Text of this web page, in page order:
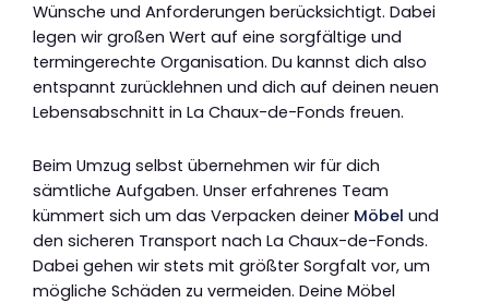
Wünsche und Anforderungen berücksichtigt. Dabei
legen wir großen Wert auf eine sorgfältige und
termingerechte Organisation. Du kannst dich also
entspannt zurücklehnen und dich auf deinen neuen
Lebensabschnitt in La Chaux-de-Fonds freuen.
Beim Umzug selbst übernehmen wir für dich
sämtliche Aufgaben. Unser erfahrenes Team
kümmert sich um das Verpacken deiner Möbel und
den sicheren Transport nach La Chaux-de-Fonds.
Dabei gehen wir stets mit größter Sorgfalt vor, um
mögliche Schäden zu vermeiden. Deine Möbel